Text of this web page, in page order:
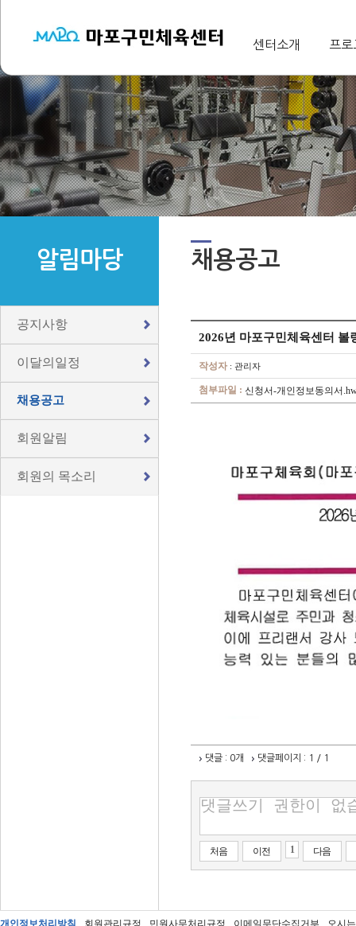
센터소개 프
알림마당
공지사항
이달의일정
채용공고
회원알림
회원의 목소리
채용공고
2026년 마포구민체육센터 볼
작성자 : 관리자
첨부파일 : 신청서-개인정보동의서
댓글 : 0개 댓글페이지 : 1 / 1
처음 이전 1 다음
개인정보처리방침 회원관리규정 민원사무처리규정 이메일무단수집거부 오시